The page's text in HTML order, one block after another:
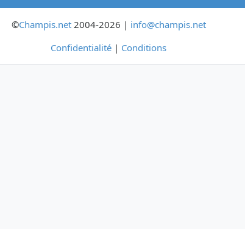
©Champis.net2004-2026 | info@champis.net
Confidentialité | Conditions